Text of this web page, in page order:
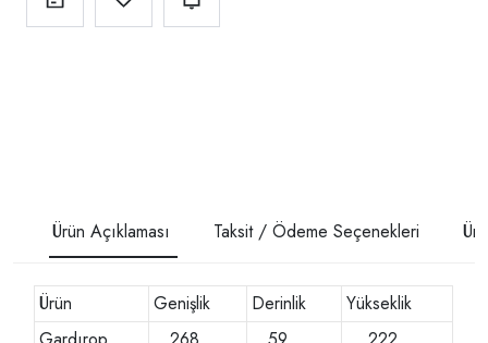
Ürün Açıklaması Taksit / Ödeme Seçenekleri
Ürün Genişlik Derinlik
Yükseklik